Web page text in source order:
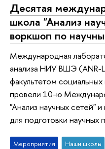
Десятая
школа "Анализ
воркшоп по
Международная
анализа НИУ ВШЭ (ANR-
факультетом
провели 10-ю
"Анализ научных сетей"
для подготовки научных
Мероприятия Наши школы